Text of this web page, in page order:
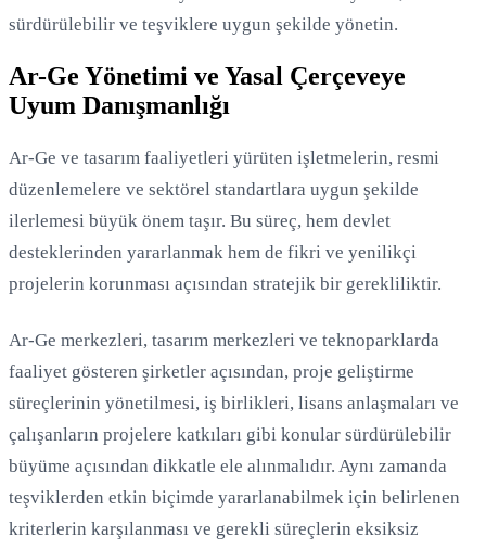
Yükleniyor...
sürdürülebilir ve teşviklere uygun şekilde yönetin.
Ar-Ge Yönetimi ve Yasal Çerçeveye
Uyum Danışmanlığı
Ar-Ge ve tasarım faaliyetleri yürüten işletmelerin, resmi
düzenlemelere ve sektörel standartlara uygun şekilde
ilerlemesi büyük önem taşır. Bu süreç, hem devlet
desteklerinden yararlanmak hem de fikri ve yenilikçi
projelerin korunması açısından stratejik bir gerekliliktir.
Ar-Ge merkezleri, tasarım merkezleri ve teknoparklarda
faaliyet gösteren şirketler açısından, proje geliştirme
süreçlerinin yönetilmesi, iş birlikleri, lisans anlaşmaları ve
çalışanların projelere katkıları gibi konular sürdürülebilir
büyüme açısından dikkatle ele alınmalıdır. Aynı zamanda
teşviklerden etkin biçimde yararlanabilmek için belirlenen
kriterlerin karşılanması ve gerekli süreçlerin eksiksiz